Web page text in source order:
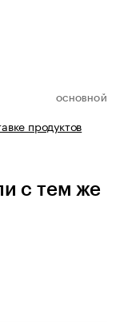
ОСНОВНОЙ
продуктов
с тем же